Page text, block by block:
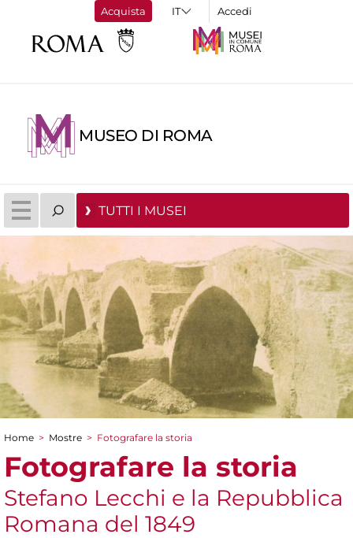
Acquista Accedi
MUSEO DI ROMA
TUTTI I MUSEI
Tu sei qui
Home > Mostre > Fotografare la storia
Fotografare la storia
Stefano Lecchi e la Repubblica
Romana del 1849